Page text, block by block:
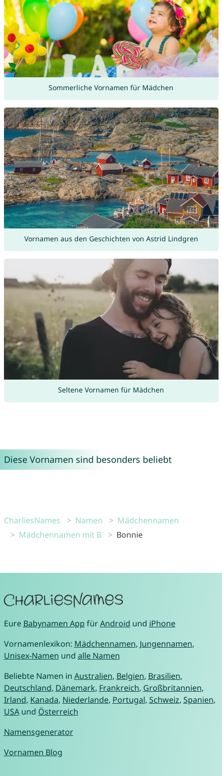
Sommerliche Vornamen für Mädchen
Vornamen aus den Geschichten von Astrid Lindgren
Seltene Vornamen für Mädchen
Diese Vornamen sind besonders beliebt
CharliesNames Namen
Mädchennamen
Mädchennamen mit B
Bonnie
Eure Babynamen App fürAndroid und iPhone
Vornamenlexikon: Mädchennamen, Jungennamen,
Unisex-Namen und alle Namen
Beliebte Namen in Australien, Belgien, Brasilien,
Deutschland, Dänemark, Frankreich, Großbritannien,
Irland, Kanada, Niederlande, Portugal, Schweiz, Spanien,
USAund Österreich
Namensgenerator
Vornamen Blog